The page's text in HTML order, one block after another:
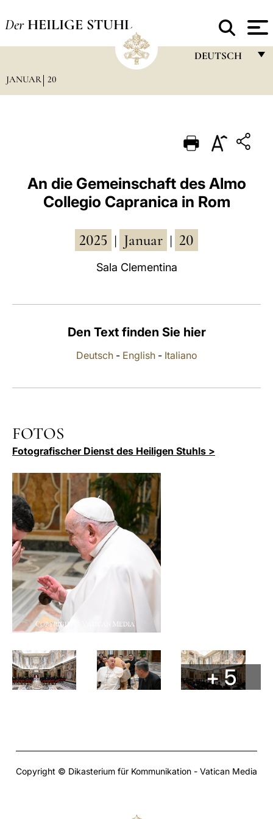
Der HEILIGE STUHL
DEUTSCH
PORTUGUÊS
ESPAÑOL
DEUTSCH
JANUAR 20
An die Gemeinschaft des Almo
Collegio Capranica in Rom
2025 Januar 20
Sala Clementina
Den Text finden Sie hier
Deutsch- English- Italiano
FOTOS
Fotografischer Dienst des Heiligen Stuhls >
+ 5
Copyright © Dikasterium für Kommunikation - Vatican Media